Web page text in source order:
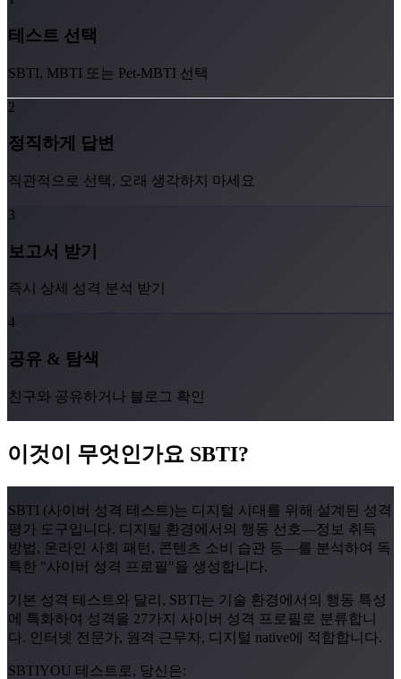
테스트 선택
SBTI, MBTI 또는 Pet-MBTI 선택
2
정직하게 답변
직관적으로 선택, 오래 생각하지 마세요
3
보고서 받기
즉시 상세 성격 분석 받기
4
공유 & 탐색
친구와 공유하거나 블로그 확인
이것이 무엇인가요 SBTI?
SBTI (사이버 성격 테스트)는 디지털 시대를 위해 설계된 성격
평가 도구입니다. 디지털 환경에서의 행동 선호—정보 취득
방법, 온라인 사회 패턴, 콘텐츠 소비 습관 등—를 분석하여 독
특한 "사이버 성격 프로필"을 생성합니다.
기본 성격 테스트와 달리, SBTI는 기술 환경에서의 행동 특성
에 특화하여 성격을 27가지 사이버 성격 프로필로 분류합니
다. 인터넷 전문가, 원격 근무자, 디지털 native에 적합합니다.
SBTIYOU 테스트로, 당신은: